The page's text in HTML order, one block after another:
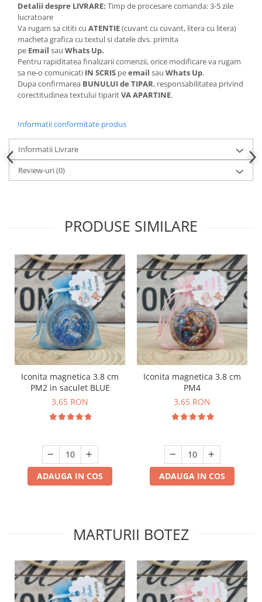
Detalii despre LIVRARE: Timp de procesare comanda: 3-5 zile
lucratoare
Va rugam sa cititi cu ATENTIE(cuvant cu cuvant, litera cu litera)
macheta grafica cu textul si datele dvs. primita
pe Email sau Whats Up.
Pentru rapiditatea finalizarii comenzii, orice modificare va rugam
sa ne-o comunicati IN SCRIS peemail sau Whats Up.
Dupa confirmarea BUNULUI de TIPAR, responsabilitatea privind
corectitudinea textului tiparitVA APARTINE.
Informatii conformitate produs
Informatii Livrare
Review-uri(0)
PRODUSE SIMILARE
Iconita magnetica 3.8 cm
PM2 in saculet BLUE
3,65 RON
ADAUGA IN COS
Iconita magnetica 3.8 cm
PM4
3,65 RON
ADAUGA IN COS
MARTURII BOTEZ